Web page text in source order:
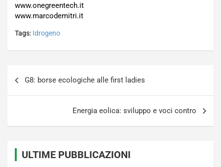
www.onegreentech.it
www.marcodemitri.it
Tags: Idrogeno
G8: borse ecologiche alle first ladies
Energia eolica: sviluppo e voci contro
ULTIME PUBBLICAZIONI